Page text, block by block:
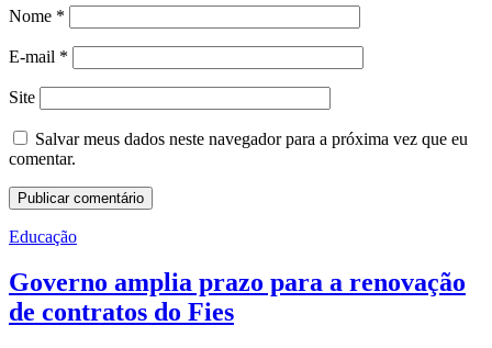
Nome *
E-mail *
Site
Salvar meus dados neste navegador para a próxima vez que eu
comentar.
Educação
Governo amplia prazo para a renovação
de contratos do Fies